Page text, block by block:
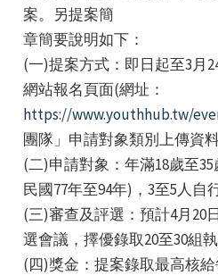
案。另提案簡
章簡要說明如下：
(一)提案方式：即日起至3月
網站報名頁面(網址：
https://www.youthhub.tw/
團隊」申請對象類別上傳資料
(二)申請對象：年滿18歲至
民國77年至94年)，3至5人自
(三)審查及評選：預計4月20
選會議，擇優錄取20至30組執
(四)獎金：提案錄取最高核